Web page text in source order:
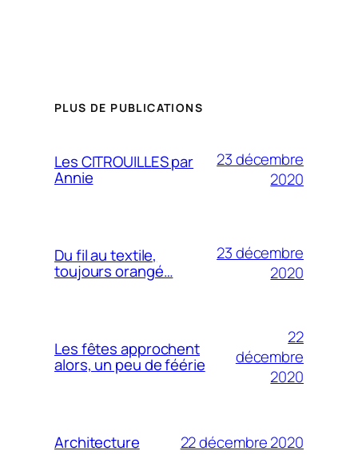
PLUS DE PUBLICATIONS
Les CITROUILLES par
Annie
23 décembre
2020
Du fil au textile,
toujours orangé…
23 décembre
2020
Les fêtes approchent
alors, un peu de féérie
22
décembre
2020
Architecture 22 décembre 2020